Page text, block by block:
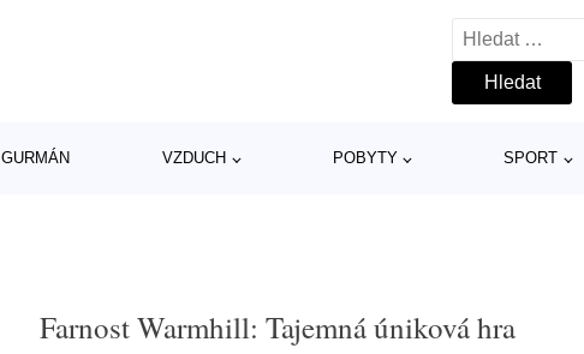
Vyhledávání
GURMÁN VZDUCH POBYTY SPORT
Farnost Warmhill: Tajemná úniková hra